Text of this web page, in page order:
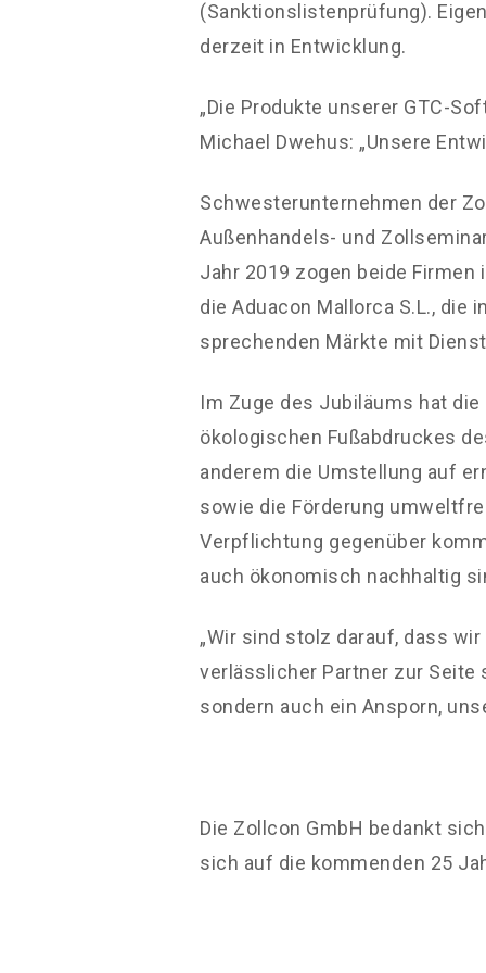
(Sanktionslistenprüfung).
derzeit in Entwicklung.
„Die Produkte unserer GTC-
Michael Dwehus: „Unsere
Schwesterunternehmen der
Außenhandels- und
Jahr 2019 zogen beide
die Aduacon Mallorca S.L.,
sprechenden Märkte mit
Im Zuge des Jubiläums hat
ökologischen Fußabdruckes
anderem die Umstellung auf
sowie die Förderung
Verpflichtung gegenüber
auch ökonomisch nachhaltig
„Wir sind stolz darauf, dass
verlässlicher Partner zur Seite
sondern auch ein Ansporn,
Die Zollcon GmbH bedankt
sich auf die kommenden 25